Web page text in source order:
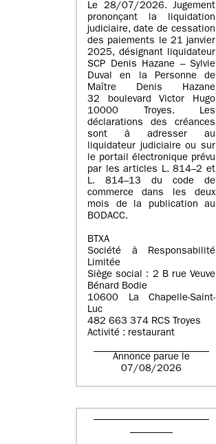
Le 28/07/2026. Jugement
prononçant la liquidation
judiciaire, date de cessation
des paiements le 21 janvier
2025, désignant liquidateur
SCP Denis Hazane – Sylvie
Duval en la Personne de
Maître Denis Hazane
32 boulevard Victor Hugo
10000 Troyes. Les
déclarations des créances
sont à adresser au
liquidateur judiciaire ou sur
le portail électronique prévu
par les articles L. 814–2 et
L. 814–13 du code de
commerce dans les deux
mois de la publication au
BODACC.
BTXA
Société à Responsabilité
Limitée
Siège social : 2 B rue Veuve
Bénard Bodie
10600 La Chapelle-Saint-
Luc
482 663 374 RCS Troyes
Activité : restaurant
Annonce parue le
07/08/2026